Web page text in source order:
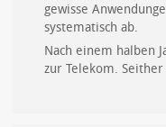
gewisse
systematisch ab.
Nach einem halben
zur Telekom.